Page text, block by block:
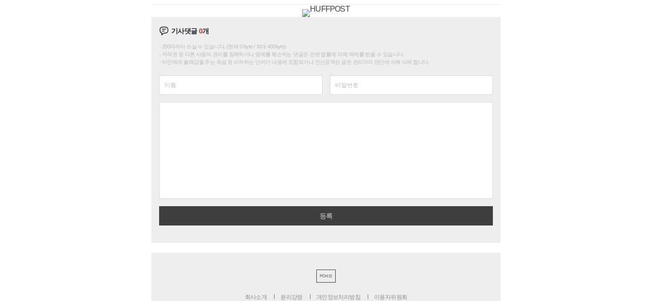
기사댓글0개
200자까지 쓰실 수 있습니다. (현재 0 byte / 최대 400byte)
저작권 등 다른 사람의 권리를 침해하거나 명예를 훼손하는 댓글은 관련 법률에 의해 제재를 받을 수 있습니다.
타인에게 불쾌감을 주는 욕설 등 비하하는 단어가 내용에 포함되거나 인신공격성 글은 관리자의 판단에 의해 삭제 합니다.
PC버전
회사소개 윤리강령 개인정보처리방침 이용자위원회